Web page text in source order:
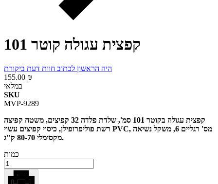
קפצית עגולה קוטר 101
היה הראשון לכתוב חוות דעת ביקורת
155.00 ₪
במלאי
SKU
MVP-9289
קפצית עגולה בקוטר 101 סמ', שלדת פלדה 32 קפיצים, משטח קפיצה
רשת פוליפרופילן, כיסוי קפיצים עשוי PVC, מס' רגליים 6, משקל נשיאה
מקסימלי 80-70 ק"ג.
כמות